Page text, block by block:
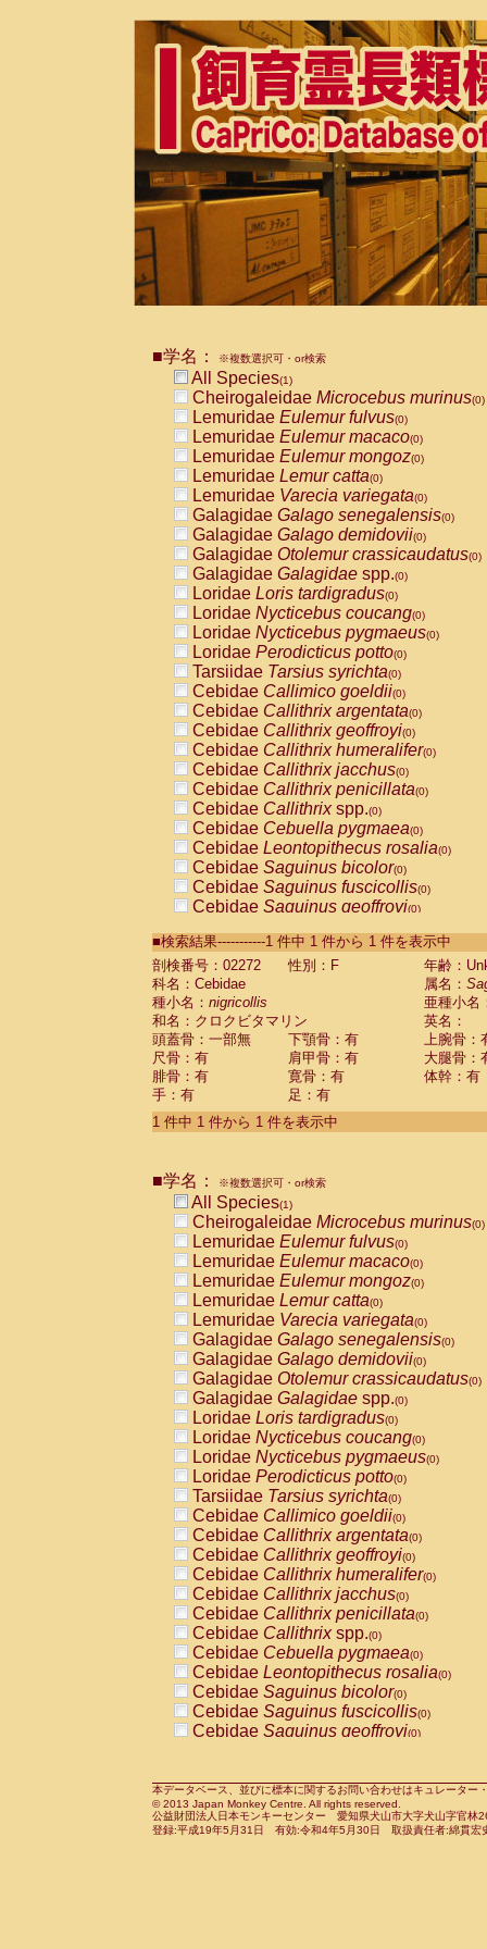
■学名： ※複数選択可・or検索
All Species(1)
Cheirogaleidae Microcebus murinus(0)
Lemuridae Eulemur fulvus(0)
Lemuridae Eulemur macaco(0)
Lemuridae Eulemur mongoz(0)
Lemuridae Lemur catta(0)
Lemuridae Varecia variegata(0)
Galagidae Galago senegalensis(0)
Galagidae Galago demidovii(0)
Galagidae Otolemur crassicaudatus(0)
Galagidae Galagidae spp.(0)
Loridae Loris tardigradus(0)
Loridae Nycticebus coucang(0)
Loridae Nycticebus pygmaeus(0)
Loridae Perodicticus potto(0)
Tarsiidae Tarsius syrichta(0)
Cebidae Callimico goeldii(0)
Cebidae Callithrix argentata(0)
Cebidae Callithrix geoffroyi(0)
Cebidae Callithrix humeralifer(0)
Cebidae Callithrix jacchus(0)
Cebidae Callithrix penicillata(0)
Cebidae Callithrixspp.(0)
Cebidae Cebuella pygmaea(0)
Cebidae Leontopithecus rosalia(0)
Cebidae Saguinus bicolor(0)
Cebidae Saguinus fuscicollis(0)
Cebidae Saguinus geoffroyi(0)
CebidaeSaguinus labiatus(0)
Cebidae Saguinus leucopus (0)
Cebidae
CebidaeSaguinus mystax
CebidaeSaguinus nigricollis (1)
Cebidae Saguinus oedipus
Cebidae Saguinus weddelli
Cebidae Saguinusspp.
Cebidae Aotus trivirgatus
Cebidae Cebus albifrons
CebidaeCebus nigrivittatus
CebidaeCebus
CebidaeSaimiri boliviensis(0)
CebidaeSaimiri sciureus(0)
AtelidaeAlouatta caraya(0)
AtelidaeAlouatta fusca(0)
AtelidaeAlouatta seniculus
AtelidaeAlouattaspp.(0)
AtelidaeAteles belzebuth(0)
AtelidaeAteles geoffroyi(0)
AtelidaeAteles paniscus(0)
AtelidaeAtelesspp.(0)
Atelidae Lagothrix lagothricha
AtelidaeLagothrix lagothricha cana
PitheciidaeCacajao calvus
PitheciidaeCallicebus cupreus
PitheciidaeCallicebus donacophilus
PitheciidaeCallicebus moloch
PitheciidaeCallicebus torquatus
PitheciidaeCallicebusspp.(0)
PitheciidaeChiropotes satanas(0)
PitheciidaePithecia monachus
PitheciidaePithecia pithecia(0)
CercopithecidaeCercocebus agilis
CercopithecidaeCercocebus
CercopithecidaeCercocebus
CercopithecidaeCercocebus
CercopithecidaeCercocebus
CercopithecidaeCercocebushybrid
CercopithecidaePapio anubis(0)
CercopithecidaePapio cynocephalus
CercopithecidaePapio hamadryas(0)
■検索結果-----------1 件中 1 件から 1 件を表示中
剖検番号：02272
性別：F
年齢：
科名：Cebidae
属名：
種小名： nigricollis
亜種小名
和名：クロクビタマリン
英名：
頭蓋骨：一部無
下顎骨：有
上腕骨：
尺骨：有
肩甲骨：有
大腿骨：
腓骨：有
寛骨：有
体幹：有
手：有
足：有
1 件中 1 件から 1 件を表示中
■学名： ※複数選択可・or検索
All Species(1)
Cheirogaleidae Microcebus murinus(0)
Lemuridae Eulemur fulvus(0)
Lemuridae Eulemur macaco(0)
Lemuridae Eulemur mongoz(0)
Lemuridae Lemur catta(0)
Lemuridae Varecia variegata(0)
Galagidae Galago senegalensis(0)
Galagidae Galago demidovii(0)
Galagidae Otolemur crassicaudatus(0)
Galagidae Galagidae spp.(0)
Loridae Loris tardigradus(0)
Loridae Nycticebus coucang(0)
Loridae Nycticebus pygmaeus(0)
Loridae Perodicticus potto(0)
Tarsiidae Tarsius syrichta(0)
Cebidae Callimico goeldii(0)
Cebidae Callithrix argentata(0)
Cebidae Callithrix geoffroyi(0)
Cebidae Callithrix humeralifer(0)
Cebidae Callithrix jacchus(0)
Cebidae Callithrix penicillata(0)
Cebidae Callithrixspp.(0)
Cebidae Cebuella pygmaea(0)
Cebidae Leontopithecus rosalia(0)
Cebidae Saguinus bicolor(0)
Cebidae Saguinus fuscicollis(0)
Cebidae Saguinus geoffroyi(0)
CebidaeSaguinus leucopus(0)
CebidaeSaguinus midas(0)
Cebidae Saguinus mystax(0)
本データベース、並びに標本に関するお問い合わせはキュレータ
© 2013 Japan Monkey Centre. All rights reserved.
公益財団法人日本モンキーセンター 愛知県犬山市大字犬山字官
登録:平成19年5月31日 有効:令和4年5月30日 取扱責任者:綿貫宏